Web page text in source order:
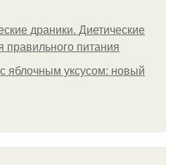
драники. Диетические
правильного питания
яблочным уксусом: новый